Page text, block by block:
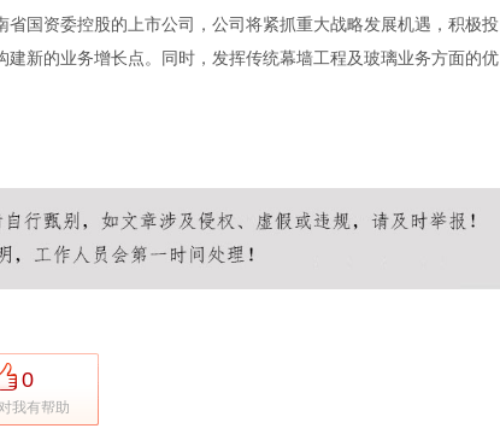
资委控股的上市公司，公司将紧抓重大战略发展机遇，积极投
新的业务增长点。同时，发挥传统幕墙工程及玻璃业务方面的优
0
我有帮助